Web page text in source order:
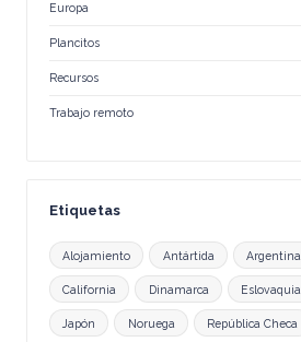
Europa
Plancitos
Recursos
Trabajo remoto
Etiquetas
Alojamiento Antártida Argentina
California Dinamarca Eslovaquia
Japón Noruega República Checa